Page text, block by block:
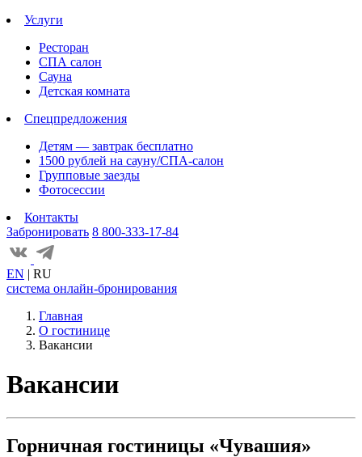
Услуги
Ресторан
СПА салон
Сауна
Детская комната
Спецпредложения
Детям — завтрак бесплатно
1500 рублей на сауну/СПА-салон
Групповые заезды
Фотосессии
Контакты
Забронировать 8 800-333-17-84
EN | RU
система онлайн-бронирования
Главная
О гостинице
Вакансии
Вакансии
Горничная гостиницы «Чувашия»